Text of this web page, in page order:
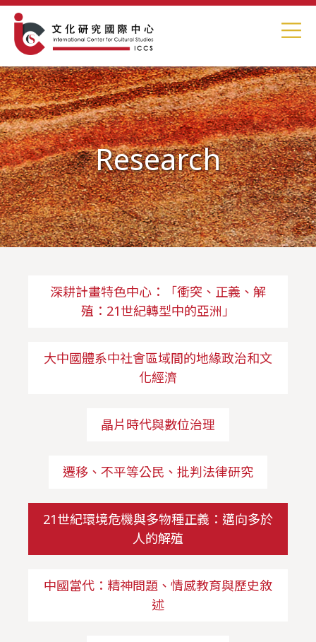
Research
深耕計畫特色中心：「衝突、正義、解
殖：21世紀轉型中的亞洲」
大中國體系中社會區域間的地緣政治和文
化經濟
晶片時代與數位治理
遷移、不平等公民、批判法律研究
21世紀環境危機與多物種正義：邁向多於
人的解殖
中國當代：精神問題、情感教育與歷史敘
述